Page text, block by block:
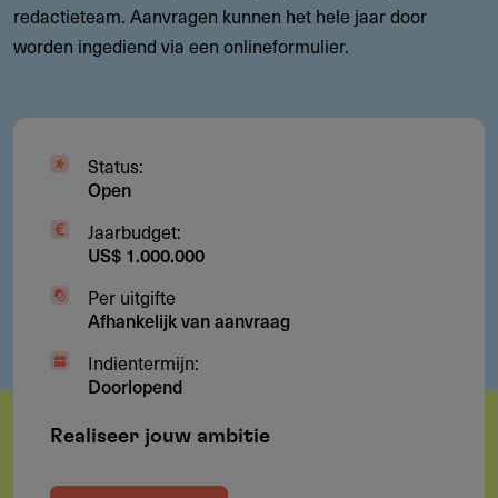
redactieteam. Aanvragen kunnen het hele jaar door
worden ingediend via een onlineformulier.
Status:
Open
Jaarbudget:
US$ 1.000.000
Per uitgifte
Afhankelijk van aanvraag
Indientermijn:
Doorlopend
Realiseer jouw ambitie